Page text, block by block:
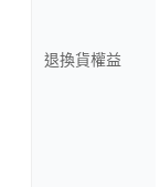
退換貨權益